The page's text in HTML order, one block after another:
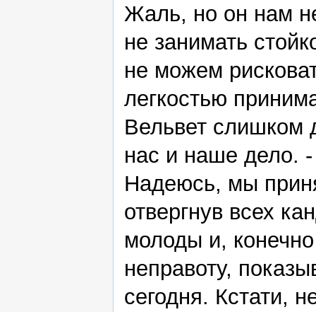
Жаль, но он нам
не занимать
не можем
легкостью
Вельвет слишком
нас и наше дело.
Надеюсь, мы
отвергнув всех
молоды и,
неправоту,
сегодня. Кстати,